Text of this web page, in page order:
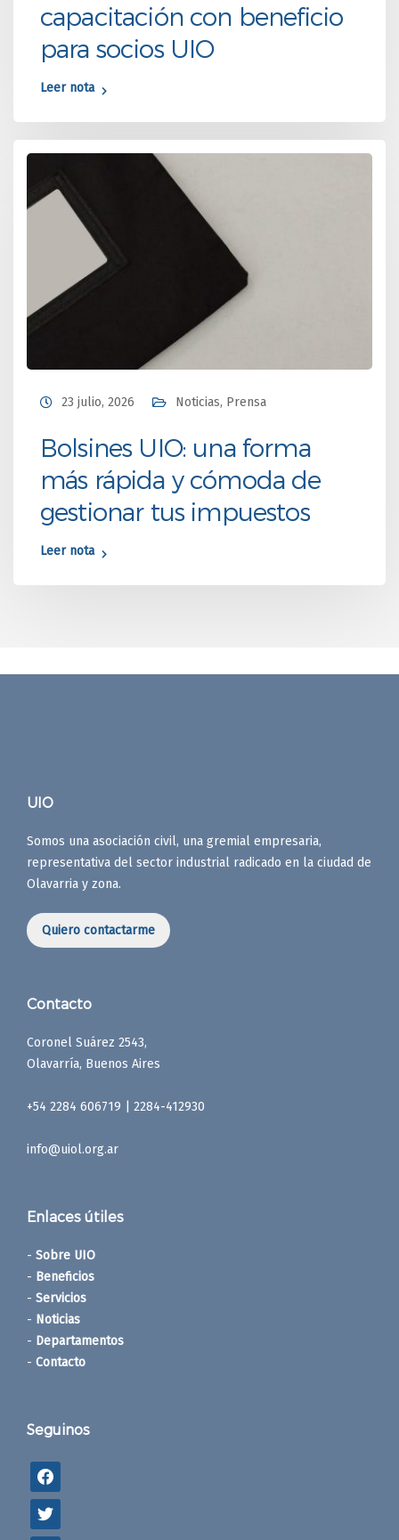
capacitación con beneficio
para socios UIO
Leer nota
23 julio, 2026 Noticias, Prensa
Bolsines UIO: una forma
más rápida y cómoda de
gestionar tus impuestos
Leer nota
UIO
Somos una asociación civil, una gremial empresaria,
representativa del sector industrial radicado en la ciudad de
Olavarria y zona.
Quiero contactarme
Contacto
Coronel Suárez 2543,
Olavarría, Buenos Aires
+54 2284 606719 | 2284-412930
info@uiol.org.ar
Enlaces útiles
- Sobre UIO
- Beneficios
- Servicios
- Noticias
- Departamentos
- Contacto
Seguinos